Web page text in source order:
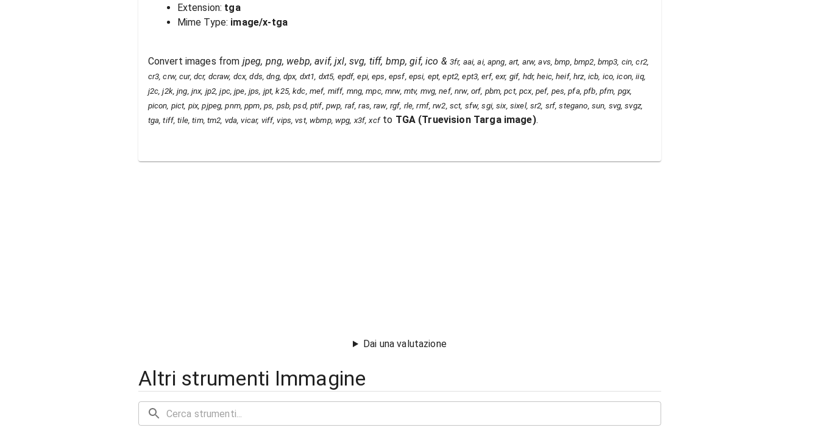
Extension: tga
Mime Type: image/x-tga
Convert images from jpeg, png, webp, avif, jxl, svg, tiff, bmp, gif, ico & 3fr, aai, ai, apng, art, arw, avs, bmp, bmp2, bmp3, cin, cr2,
cr3, crw, cur, dcr, dcraw, dcx, dds, dng, dpx, dxt1, dxt5, epdf, epi, eps, epsf, epsi, ept, ept2, ept3, erf, exr, gif, hdr, heic, heif, hrz, icb, ico, icon, iiq,
j2c, j2k, jng, jnx, jp2, jpc, jpe, jps, jpt, k25, kdc, mef, miff, mng, mpc, mrw, mtv, mvg, nef, nrw, orf, pbm, pct, pcx, pef, pes, pfa, pfb, pfm, pgx,
picon, pict, pix, pjpeg, pnm, ppm, ps, psb, psd, ptif, pwp, raf, ras, raw, rgf, rle, rmf, rw2, sct, sfw, sgi, six, sixel, sr2, srf, stegano, sun, svg, svgz,
tga, tiff, tile, tim, tm2, vda, vicar, viff, vips, vst, wbmp, wpg, x3f, xcfto TGA(Truevision Targa image).
Dai una valutazione
Altri strumenti Immagine